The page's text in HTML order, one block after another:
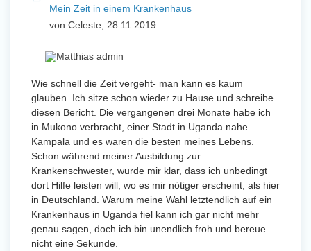
Mein Zeit in einem Krankenhaus
von Celeste, 28.11.2019
Wie schnell die Zeit vergeht- man kann es kaum
glauben. Ich sitze schon wieder zu Hause und schreibe
diesen Bericht. Die vergangenen drei Monate habe ich
in Mukono verbracht, einer Stadt in Uganda nahe
Kampala und es waren die besten meines Lebens.
Schon während meiner Ausbildung zur
Krankenschwester, wurde mir klar, dass ich unbedingt
dort Hilfe leisten will, wo es mir nötiger erscheint, als hier
in Deutschland. Warum meine Wahl letztendlich auf ein
Krankenhaus in Uganda fiel kann ich gar nicht mehr
genau sagen, doch ich bin unendlich froh und bereue
nicht eine Sekunde.